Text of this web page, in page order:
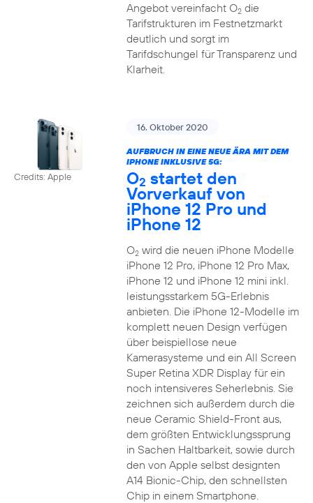
Angebot vereinfacht O2die
Tarifstrukturen im Festnetzmarkt
deutlich und sorgt im
Tarifdschungel für Transparenz und
Klarheit.
Credits: Apple
16. Oktober 2020
AUFBRUCH IN EINE NEUE ÄRA MIT DEM
IPHONE INKLUSIVE 5G:
O2 startet den
Vorverkauf von
iPhone 12 Pro und
iPhone 12
O2wird die neuen iPhone Modelle
iPhone 12 Pro, iPhone 12 Pro Max,
iPhone 12 und iPhone 12 mini inkl.
leistungsstarkem 5G-Erlebnis
anbieten. Die iPhone 12-Modelle im
komplett neuen Design verfügen
über beispiellose neue
Kamerasysteme und ein All Screen
Super Retina XDR Display für ein
noch intensiveres Seherlebnis. Sie
zeichnen sich außerdem durch die
neue Ceramic Shield-Front aus,
dem größten Entwicklungssprung
in Sachen Haltbarkeit, sowie durch
den von Apple selbst designten
A14 Bionic-Chip, den schnellsten
Chip in einem Smartphone.